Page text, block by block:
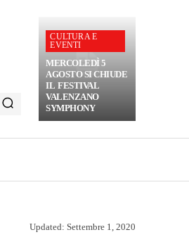
CULTURA E
EVENTI
MERCOLEDÌ 5
AGOSTO SI CHIUDE
IL FESTIVAL
VALENZANO
SYMPHONY
Updated: Settembre 1, 2020